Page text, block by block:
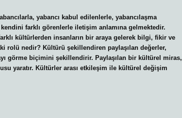
yabancı kabul edilenlerle, yabancılaşma
farklı görenlerle iletişim anlamına gelmektedir.
kültürlerden insanların bir araya gelerek bilgi, fikir ve
rolü nedir? Kültürü şekillendiren paylaşılan değerler,
görme biçimini şekillendirir. Paylaşılan bir kültürel miras,
yaratır. Kültürler arası etkileşim ile kültürel değişim